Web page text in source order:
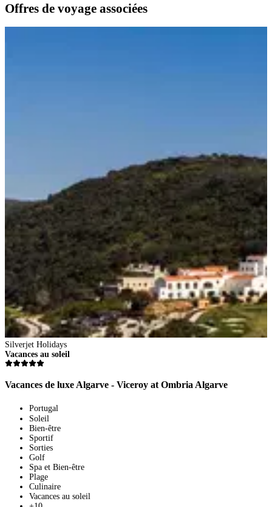
Offres de voyage associées
Silverjet Holidays
Vacances au soleil
Vacances de luxe Algarve - Viceroy at Ombria Algarve
Portugal
Soleil
Bien-être
Sportif
Sorties
Golf
Spa et Bien-être
Plage
Culinaire
Vacances au soleil